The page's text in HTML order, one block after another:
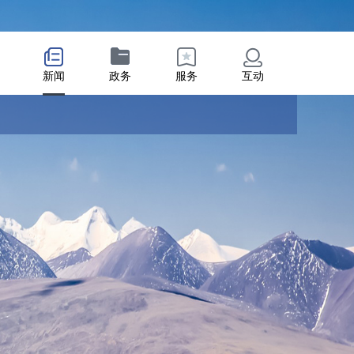
新闻 政务 服务 互动